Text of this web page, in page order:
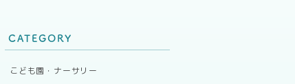
CATEGORY
こども園・ナーサリー